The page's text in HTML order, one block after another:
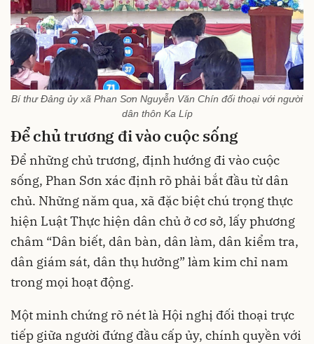
Bí thư Đảng ủy xã Phan Sơn Nguyễn Văn Chín đối thoại với người
dân thôn Ka Líp
Để chủ trương đi vào cuộc sống
Để những chủ trương, định hướng đi vào cuộc
sống, Phan Sơn xác định rõ phải bắt đầu từ dân
chủ. Những năm qua, xã đặc biệt chú trọng thực
hiện Luật Thực hiện dân chủ ở cơ sở, lấy phương
châm “Dân biết, dân bàn, dân làm, dân kiểm tra,
dân giám sát, dân thụ hưởng” làm kim chỉ nam
trong mọi hoạt động.
Một minh chứng rõ nét là Hội nghị đối thoại trực
tiếp giữa người đứng đầu cấp ủy, chính quyền với